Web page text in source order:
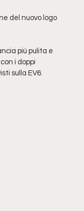
del nuovo logo
più pulita e
i doppi
sulla EV6.